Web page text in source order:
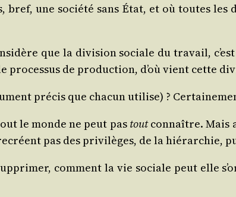
une socié­té sans État, et où toutes
que la divi­sion sociale du tra­vail,
pro­ces­sus de pro­duc­tion, d’où vient cette
pré­cis que cha­cun uti­lise) ?
le monde ne peut pas toutconnaître. Mais
pas des pri­vi­lèges, de la hié­rar­chie,
com­ment la vie sociale peut elle